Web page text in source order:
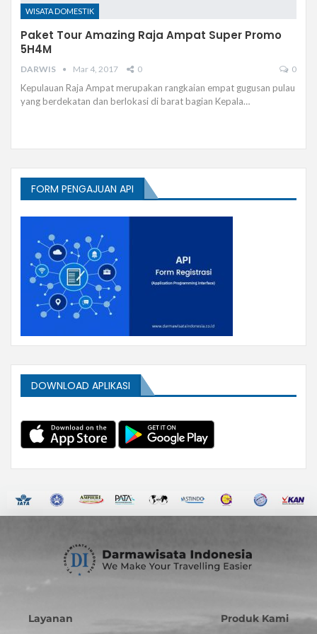
WISATA DOMESTIK
Paket Tour Amazing Raja Ampat Super Promo
5H4M
DARWIS Mar 4, 2017 0 0
Kepulauan Raja Ampat merupakan rangkaian empat gugusan pulau
yang berdekatan dan berlokasi di barat bagian Kepala…
FORM PENGAJUAN API
DOWNLOAD APLIKASI
Layanan Produk Kami